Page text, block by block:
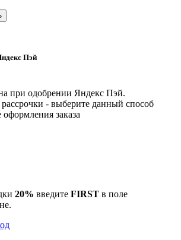
Пэй
при одобрении Яндекс Пэй.
- выберите данный способ
заказа
20% введите FIRST в поле